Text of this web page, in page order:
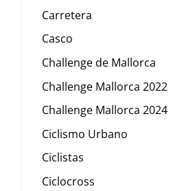
Carretera
Casco
Challenge de Mallorca
Challenge Mallorca 2022
Challenge Mallorca 2024
Ciclismo Urbano
Ciclistas
Ciclocross